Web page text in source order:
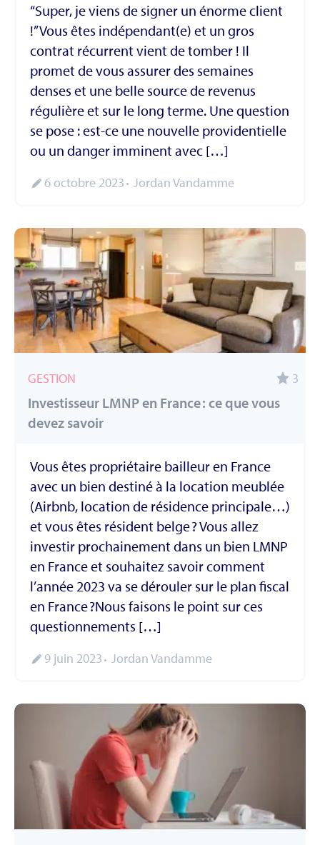
“Super, je viens de signer un énorme client
!” Vous êtes indépendant(e) et un gros
contrat récurrent vient de tomber ! Il
promet de vous assurer des semaines
denses et une belle source de revenus
régulière et sur le long terme. Une question
se pose : est-ce une nouvelle providentielle
ou un danger imminent avec […]
6 octobre 2023 Jordan Vandamme
GESTION 3
Investisseur LMNP en France : ce que vous
devez savoir
Vous êtes propriétaire bailleur en France
avec un bien destiné à la location meublée
(Airbnb, location de résidence principale…)
et vous êtes résident belge ? Vous allez
investir prochainement dans un bien LMNP
en France et souhaitez savoir comment
l’année 2023 va se dérouler sur le plan fiscal
en France ?Nous faisons le point sur ces
questionnements […]
9 juin 2023 Jordan Vandamme